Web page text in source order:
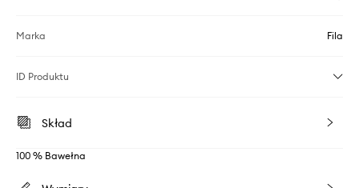
Marka Fila
ID Produktu
Skład
100 % Bawełna